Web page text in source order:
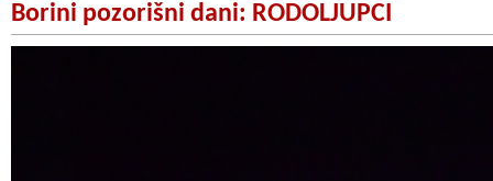
Borini pozorišni dani: RODOLJUPCI